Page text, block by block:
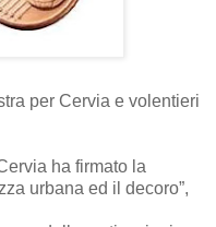
per Cervia e volentieri
ha firmato la
urbana ed il decoro”,